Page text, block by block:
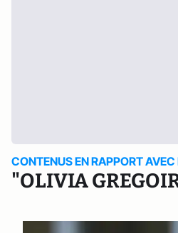
CONTENUS EN RAPPORT
"OLIVIA